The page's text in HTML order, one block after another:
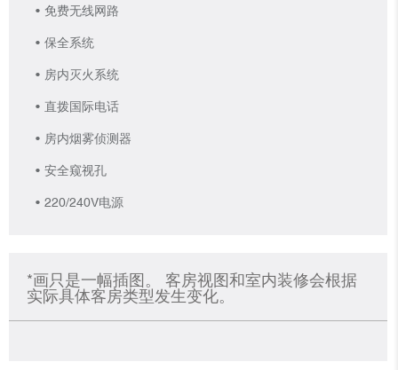
免费无线网路
保全系统
房内灭火系统
直拨国际电话
房内烟雾侦测器
安全窥视孔
220/240V电源
*画只是一幅插图。 客房视图和室内装修会根据
实际具体客房类型发生变化。